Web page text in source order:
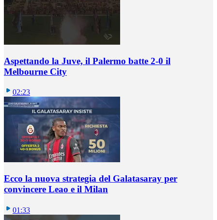
Aspettando la Juve, il Palermo batte 2-0 il
Melbourne City
02:23
Ecco la nuova strategia del Galatasaray per
convincere Leao e il Milan
01:33